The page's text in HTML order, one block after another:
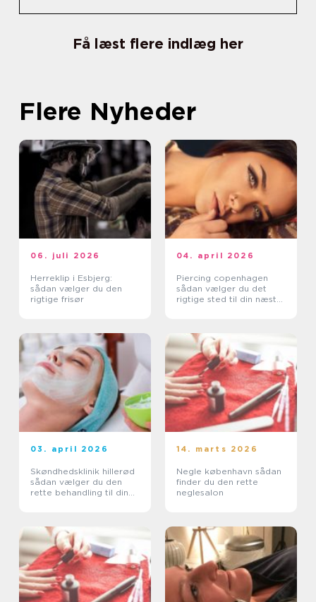
Få læst flere indlæg her
Flere Nyheder
06. juli 2026
Herreklip i Esbjerg:
sådan vælger du den
rigtige frisør
04. april 2026
Piercing copenhagen
sådan vælger du det
rigtige sted til din næste
03. april 2026
Skøndhedsklinik hillerød
sådan vælger du den
rette behandling til din
14. marts 2026
Negle københavn sådan
finder du den rette
neglesalon